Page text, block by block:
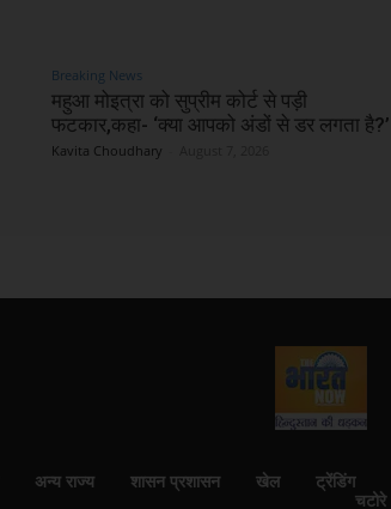
Breaking News
महुआ मोइत्रा को सुप्रीम कोर्ट से पड़ी
फटकार,कहा- ‘क्या आपको अंडों से डर लगता है?’
Kavita Choudhary
अन्य राज्य शासन प्रशासन खेल ट्रेंडिंग
चटोरे